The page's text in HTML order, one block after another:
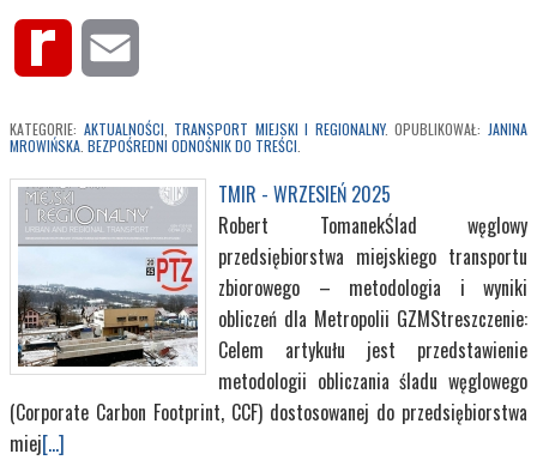
Rediff
KATEGORIE: AKTUALNOŚCI TRANSPORT MIEJSKI I REGIONALNY. OPUBLIKOWAŁ: JANINA
MROWIŃSKA BEZPOŚREDNI ODNOŚNIK DO TREŚCI
TMIR - WRZESIEŃ 2025
Robert TomanekŚlad węglowy
przedsiębiorstwa miejskiego transportu
zbiorowego – metodologia i wyniki
obliczeń dla Metropolii GZMStreszczenie:
Celem artykułu jest przedstawienie
metodologii obliczania śladu węglowego
(Corporate Carbon Footprint, CCF) dostosowanej do przedsiębiorstwa
miej[...]